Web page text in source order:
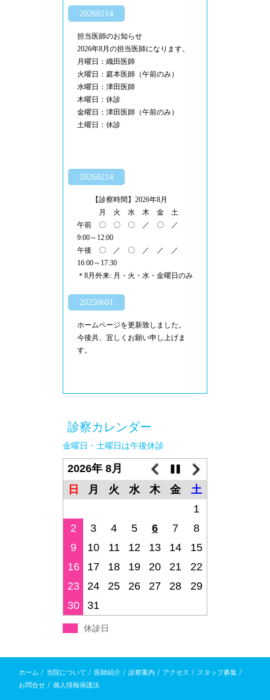
20260214
担当医師のお知らせ
2026年8月の担当医師になります。
月曜日：織田医師
火曜日：庭本医師（午前のみ）
水曜日：津田医師
木曜日：休診
金曜日：津田医師（午前のみ）
土曜日：休診
20260214
【診察時間】2026年8月
月 火 水 木 金 土
午前 〇 〇 〇 ／ 〇 ／
9:00～12:00
午後 〇 ／ 〇 ／ ／ ／
16:00～17:30
＊8月外来: 月・火・水・金曜日のみ
20250601
ホームページを更新致しました。
今後共、宜しくお願い申し上げま
す。
診察カレンダー
金曜日・土曜日は午後休診
2026年 8月
日
月 火 水 木 金
土
1
2
3 4 5 6 7
8
9
10 11 12 13 14
15
16
17 18 19 20 21
22
23
24 25 26 27 28
29
30
31
休診日
ホーム / 当院について / 医師紹介 / 診察案内 / アクセス / スタッフ募集 /
お問合せ / 個人情報保護法